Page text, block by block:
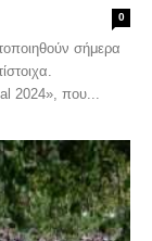
0
σήμερα
2024», που...